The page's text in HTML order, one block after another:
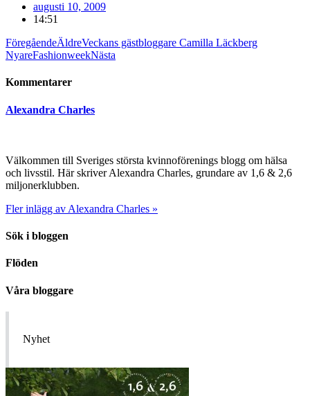
augusti 10, 2009
14:51
FöregåendeÄldreVeckans gästbloggare Camilla Läckberg
NyareFashionweekNästa
Kommentarer
Alexandra Charles
Välkommen till Sveriges största kvinnoförenings blogg om hälsa
och livsstil. Här skriver Alexandra Charles, grundare av 1,6 & 2,6
miljonerklubben.
Fler inlägg av Alexandra Charles »
Sök i bloggen
Flöden
Våra bloggare
Nyhet